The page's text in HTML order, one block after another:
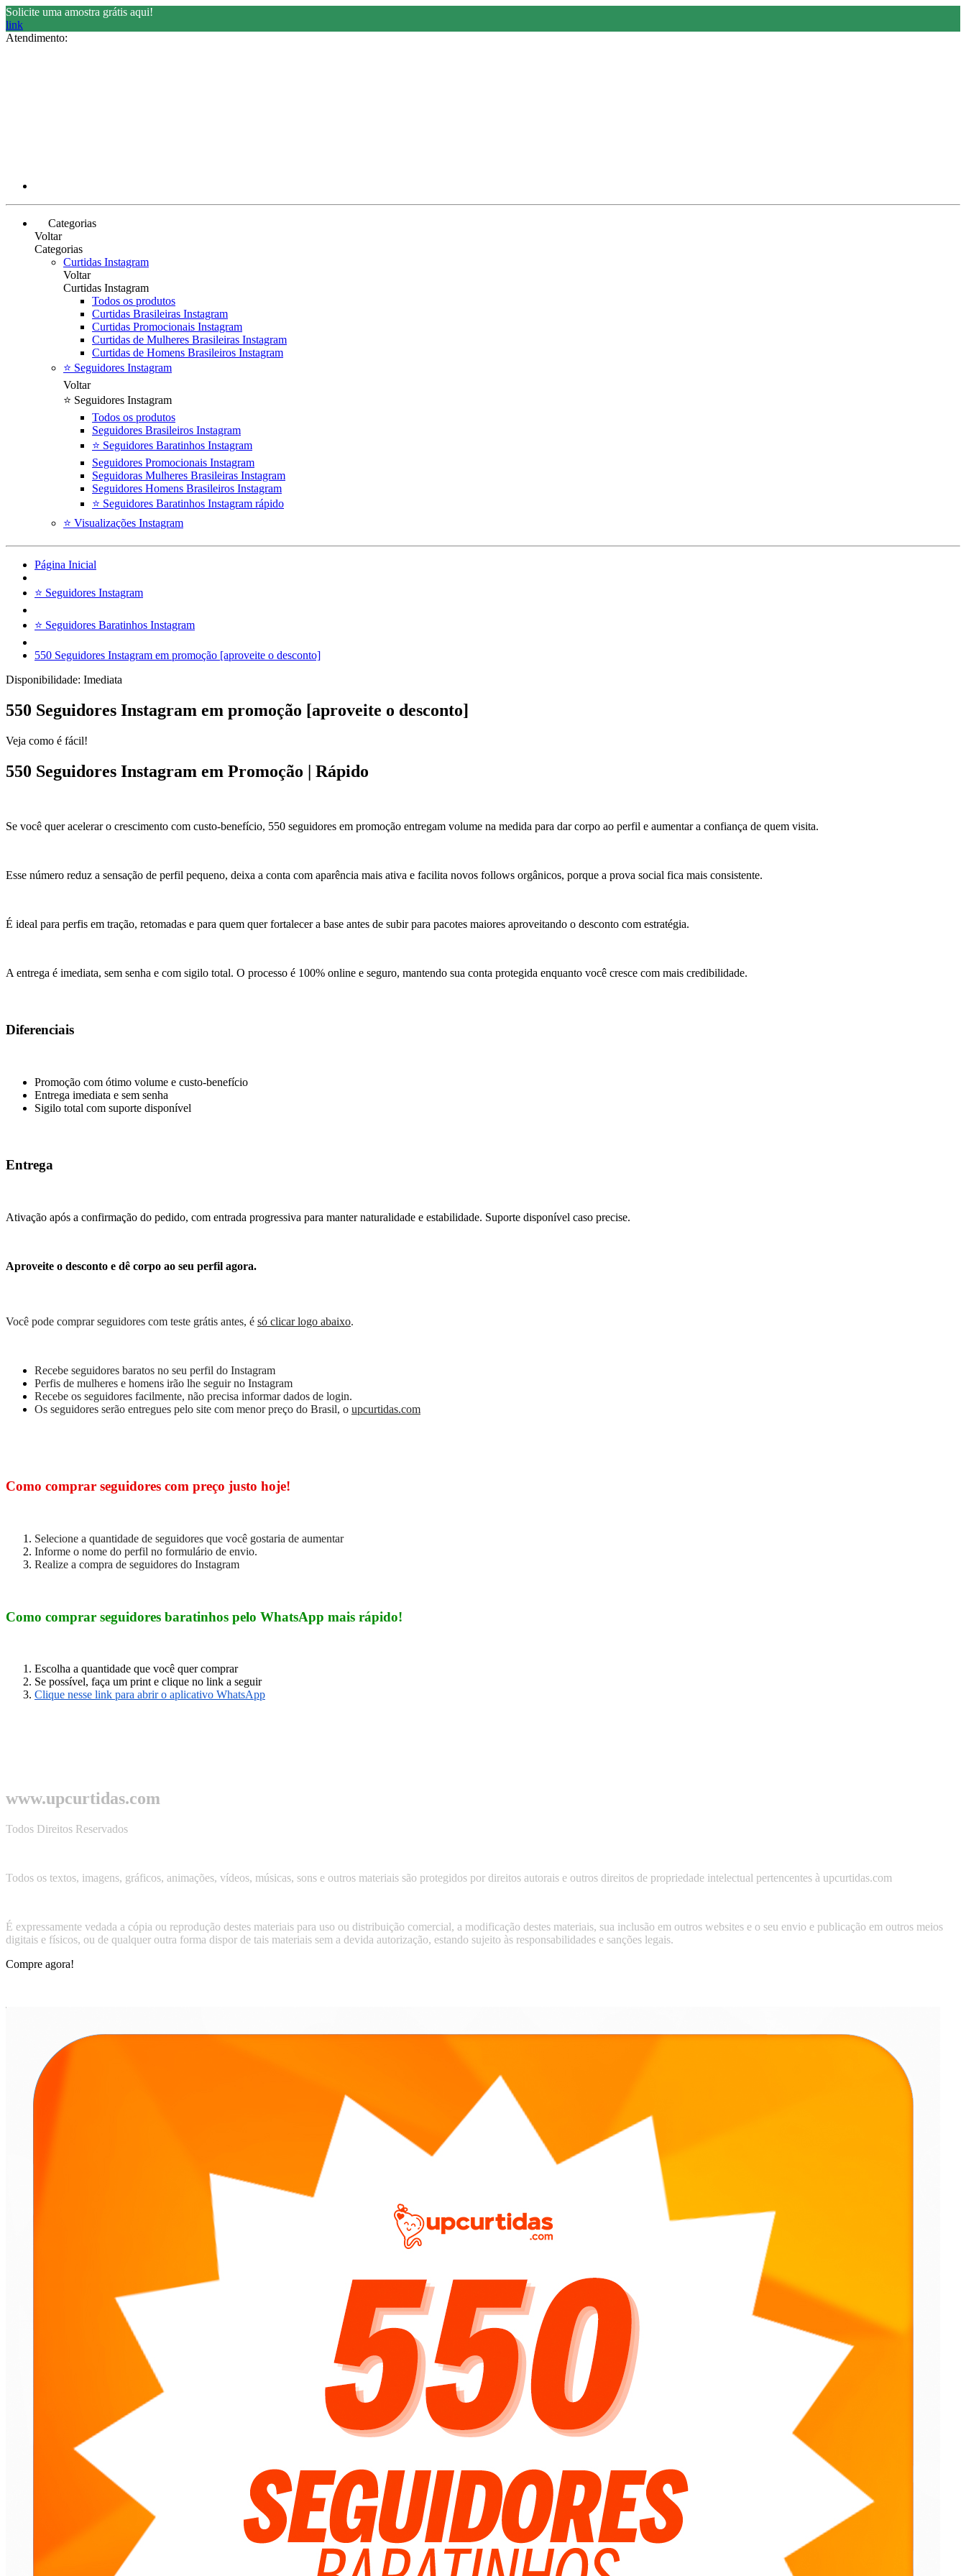
Solicite uma amostra grátis aqui!
link
Atendimento:
Categorias
Voltar
Categorias
Curtidas Instagram
Voltar
Curtidas Instagram
Todos os produtos
Curtidas Brasileiras Instagram
Curtidas Promocionais Instagram
Curtidas de Mulheres Brasileiras Instagram
Curtidas de Homens Brasileiros Instagram
⭐ Seguidores Instagram
Voltar
⭐ Seguidores Instagram
Todos os produtos
Seguidores Brasileiros Instagram
⭐ Seguidores Baratinhos Instagram
Seguidores Promocionais Instagram
Seguidoras Mulheres Brasileiras Instagram
Seguidores Homens Brasileiros Instagram
⭐ Seguidores Baratinhos Instagram rápido
⭐ Visualizações Instagram
Página Inicial
⭐ Seguidores Instagram
⭐ Seguidores Baratinhos Instagram
550 Seguidores Instagram em promoção [aproveite o desconto]
Disponibilidade: Imediata
550 Seguidores Instagram em promoção [aproveite o desconto]
Veja como é fácil!
550 Seguidores Instagram em Promoção | Rápido
Se você quer acelerar o crescimento com custo-benefício, 550 seguidores em promoção entregam volume na medida para dar corpo ao perfil e aumentar a confiança de quem visita.
Esse número reduz a sensação de perfil pequeno, deixa a conta com aparência mais ativa e facilita novos follows orgânicos, porque a prova social fica mais consistente.
É ideal para perfis em tração, retomadas e para quem quer fortalecer a base antes de subir para pacotes maiores aproveitando o desconto com estratégia.
A entrega é imediata, sem senha e com sigilo total. O processo é 100% online e seguro, mantendo sua conta protegida enquanto você cresce com mais credibilidade.
Diferenciais
Promoção com ótimo volume e custo-benefício
Entrega imediata e sem senha
Sigilo total com suporte disponível
Entrega
Ativação após a confirmação do pedido, com entrada progressiva para manter naturalidade e estabilidade. Suporte disponível caso precise.
Aproveite o desconto e dê corpo ao seu perfil agora.
Você pode comprar seguidores com teste grátis antes, é só clicar logo abaixo.
Recebe seguidores baratos no seu perfil do Instagram
Perfis de mulheres e homens irão lhe seguir no Instagram
Recebe os seguidores facilmente, não precisa informar dados de login.
Os seguidores serão entregues pelo site com menor preço do Brasil, o upcurtidas.com
Como comprar seguidores com preço justo hoje!
Selecione a quantidade de seguidores que você gostaria de aumentar
Informe o nome do perfil no formulário de envio.
Realize a compra de seguidores do Instagram
Como comprar seguidores baratinhos pelo WhatsApp mais rápido!
Escolha a quantidade que você quer comprar
Se possível, faça um print e clique no link a seguir
Clique nesse link para abrir o aplicativo WhatsApp
www.upcurtidas.com
Todos Direitos Reservados
Todos os textos, imagens, gráficos, animações, vídeos, músicas, sons e outros materiais são protegidos por direitos autorais e outros direitos de propriedade intelectual pertencentes à upcurtidas.com
É expressamente vedada a cópia ou reprodução destes materiais para uso ou distribuição comercial, a modificação destes materiais, sua inclusão em outros websites e o seu envio e publicação em outros meios
digitais e físicos, ou de qualquer outra forma dispor de tais materiais sem a devida autorização, estando sujeito às responsabilidades e sanções legais.
Compre agora!